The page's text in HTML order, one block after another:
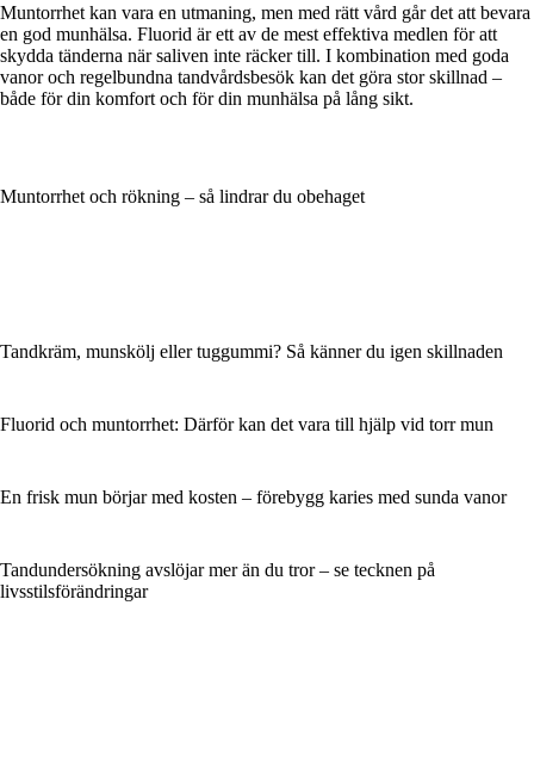
Muntorrhet kan vara en utmaning, men med rätt vård går det att bevara
en god munhälsa. Fluorid är ett av de mest effektiva medlen för att
skydda tänderna när saliven inte räcker till. I kombination med goda
vanor och regelbundna tandvårdsbesök kan det göra stor skillnad –
både för din komfort och för din munhälsa på lång sikt.
Muntorrhet och rökning – så lindrar du obehaget
Tandkräm, munskölj eller tuggummi? Så känner du igen skillnaden
Fluorid och muntorrhet: Därför kan det vara till hjälp vid torr mun
En frisk mun börjar med kosten – förebygg karies med sunda vanor
Tandundersökning avslöjar mer än du tror – se tecknen på
livsstilsförändringar